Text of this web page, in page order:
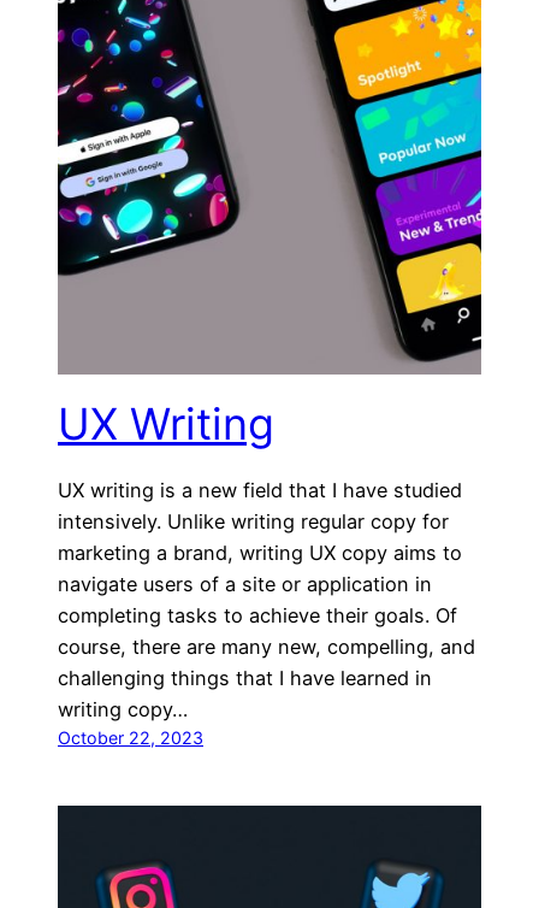
UX Writing
UX writing is a new field that I have studied
intensively. Unlike writing regular copy for
marketing a brand, writing UX copy aims to
navigate users of a site or application in
completing tasks to achieve their goals. Of
course, there are many new, compelling, and
challenging things that I have learned in
writing copy…
October 22, 2023